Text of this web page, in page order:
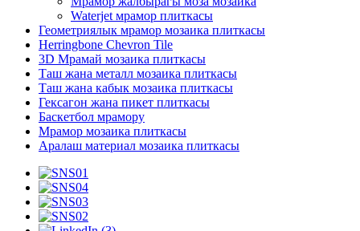
Waterjet мрамор плиткасы
Геометриялык мрамор мозаика плиткасы
Herringbone Chevron Tile
3D Мрамай мозаика плиткасы
Таш жана металл мозаика плиткасы
Таш жана кабык мозаика плиткасы
Гексагон жана пикет плиткасы
Баскетбол мрамору
Мрамор мозаика плиткасы
Аралаш материал мозаика плиткасы